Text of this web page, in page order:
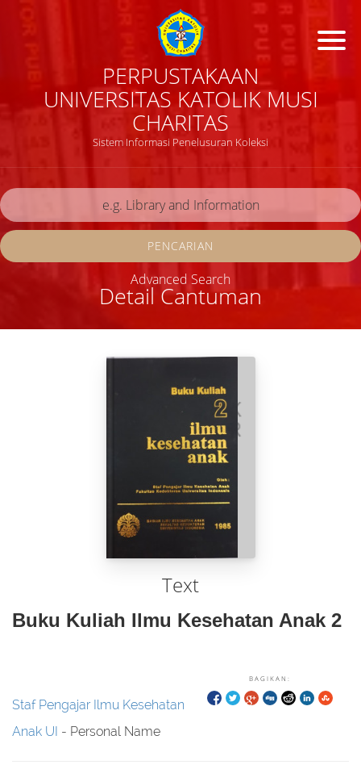
PERPUSTAKAAN
UNIVERSITAS KATOLIK MUSI
CHARITAS
Sistem Informasi Penelusuran Koleksi
Detail Cantuman
PENCARIAN
Advanced Search
Text
Buku Kuliah Ilmu Kesehatan Anak 2
BAGIKAN:
Staf Pengajar Ilmu Kesehatan
Anak UI - Personal Name